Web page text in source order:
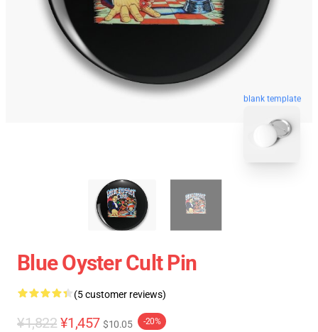
blank template
Blue Oyster Cult Pin
(5 customer reviews)
¥1,822 ¥1,457 $10.05 -20%